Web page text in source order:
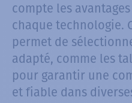
compte les
chaque technologie.
permet de
adapté, comme les
pour garantir une
et fiable dans